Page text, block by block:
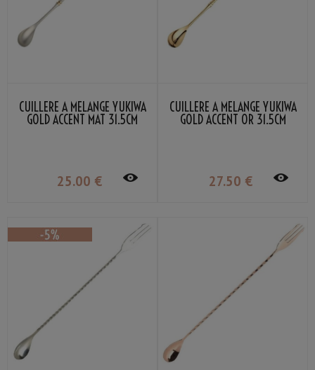
CUILLÈRE À MÉLANGE YUKIWA
GOLD ACCENT MAT 31.5CM
25.00 €
CUILLÈRE À MÉLANGE YUKIWA
GOLD ACCENT OR 31.5CM
27.50 €